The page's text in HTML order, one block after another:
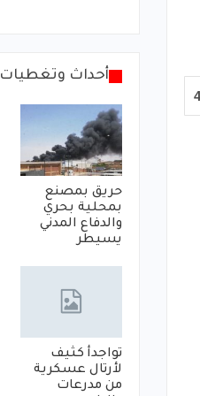
أحداث وتغطيات
حريق بمصنع
بمحلية بحري
والدفاع المدني
يسيطر
تواجدأ كثيف
لأرتال عسكرية
من مدرعات